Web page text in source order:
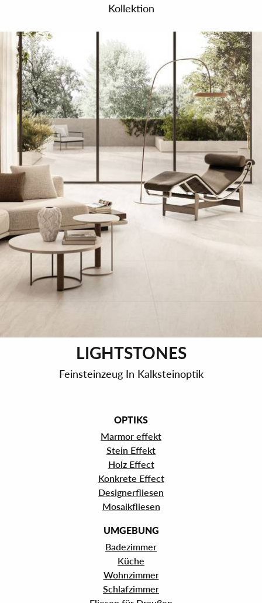
Kollektion
LIGHTSTONES
Feinsteinzeug In Kalksteinoptik
OPTIKS
Marmor effekt
Stein Effekt
Holz Effect
Konkrete Effect
Designerfliesen
Mosaikfliesen
UMGEBUNG
Badezimmer
Küche
Wohnzimmer
Schlafzimmer